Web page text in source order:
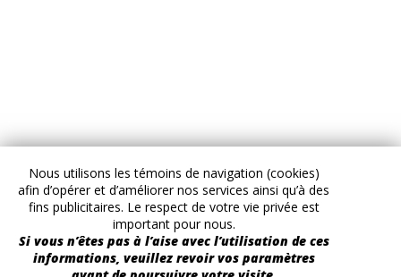
Nous utilisons les témoins de navigation (cookies)
afin d’opérer et d’améliorer nos services ainsi qu’à des
fins publicitaires. Le respect de votre vie privée est
important pour nous.
Si vous n’êtes pas à l’aise avec l’utilisation de ces
informations, veuillez revoir vos paramètres